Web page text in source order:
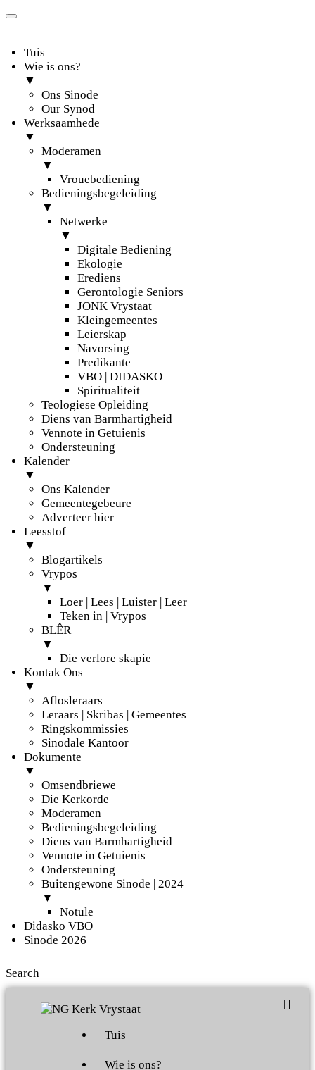
Tuis
Wie is ons?
▼
Ons Sinode
Our Synod
Werksaamhede
▼
Moderamen
▼
Vrouebediening
Bedieningsbegeleiding
▼
Netwerke
▼
Digitale Bediening
Ekologie
Erediens
Gerontologie Seniors
JONK Vrystaat
Kleingemeentes
Leierskap
Navorsing
Predikante
VBO | DIDASKO
Spiritualiteit
Teologiese Opleiding
Diens van Barmhartigheid
Vennote in Getuienis
Ondersteuning
Kalender
▼
Ons Kalender
Gemeentegebeure
Adverteer hier
Leesstof
▼
Blogartikels
Vrypos
▼
Loer | Lees | Luister | Leer
Teken in | Vrypos
BLÊR
▼
Die verlore skapie
Kontak Ons
▼
Aflosleraars
Leraars | Skribas | Gemeentes
Ringskommissies
Sinodale Kantoor
Dokumente
▼
Omsendbriewe
Die Kerkorde
Moderamen
Bedieningsbegeleiding
Diens van Barmhartigheid
Vennote in Getuienis
Ondersteuning
Buitengewone Sinode | 2024
▼
Notule
Didasko VBO
Sinode 2026
Tuis
Wie is ons?